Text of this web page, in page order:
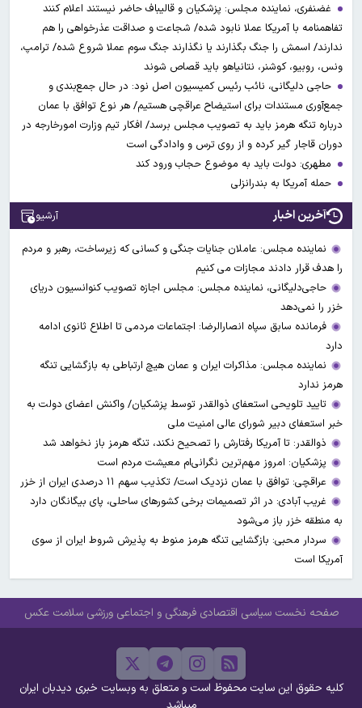
غضنفری، نماینده مجلس: پزشکیان و قالیباف حاضر نیستند اعلام کنند
تفاهمنامه با آمریکا عملا نابود شده/ شجاعت و صداقت عذرخواهی را هم
ندارند/ اسمش را جنگ بگذارند یا نگذارند جنگ سوم عملا شروع شده/ ترامپ،
ونس، روبیو، کوشنر، نتانیاهو باید قصاص شوند
حاجی دلیگانی، نائب رئیس کمیسیون اصل نود: در حال جمع‌بندی و
جمع‌آوری مستندات برای استیضاح عراقچی هستیم/ هر نوع توافق با عمان
درباره تنگه هرمز باید به تصویب مجلس برسد/ افکار تیم وزارت امورخارجه در
دوران قاجار گیر کرده و از روی ترس و وادادگی است
مطهری: دولت باید به موضوع حجاب ورود کند
حمله آمریکا به بندرانزلی
آخرین اخبار آرشیو
نماینده مجلس: عاملان جنایات جنگی و کسانی که زیرساخت‌، رهبر و مردم
را هدف قرار دادند مجازات می کنیم
حاجی‌دلیگانی، نماینده مجلس: مجلس اجازه تصویب کنوانسیون دریای
خزر را نمی‌دهد
فرمانده سابق سپاه انصارالرضا: اجتماعات مردمی تا اطلاع ثانوی ادامه
دارد
نماینده مجلس: مذاکرات ایران و عمان هیچ ارتباطی به بازگشایی تنگه
هرمز ندارد
تایید تلویحی استعفای ذوالقدر توسط پزشکیان/ واکنش اعضای دولت به
خبر استعفای دبیر شورای عالی امنیت ملی
ذوالقدر: تا آمریکا رفتارش را تصحیح نکند، تنگه هرمز باز نخواهد شد
پزشکیان: امروز مهم‌ترین نگرانی‌ام معیشت مردم است
عراقچی: توافق با عمان نزدیک است/ تکذیب سهم ۱۱ درصدی ایران از خزر
غریب آبادی: در اثر تصمیمات برخی کشورهای ساحلی، پای بیگانگان دارد
به منطقه خزر باز می‌شود
سردار محبی: بازگشایی تنگه هرمز منوط به پذیرش شروط ایران از سوی
آمریکا است
صفحه نخست سیاسی اقتصادی فرهنگی و اجتماعی ورزشی سلامت عکس
کلیه حقوق این سایت محفوظ است و متعلق به وبسایت خبری دیدبان ایران